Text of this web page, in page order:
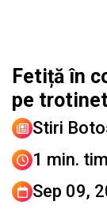
Fetiță în
pe
Stiri
1 min.
Sep 09,